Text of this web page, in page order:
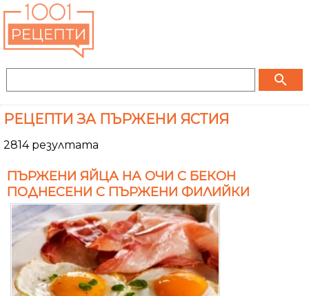
search
РЕЦЕПТИ ЗА ПЪРЖЕНИ ЯСТИЯ
2814 резултата
ПЪРЖЕНИ ЯЙЦА НА ОЧИ С БЕКОН
ПОДНЕСЕНИ С ПЪРЖЕНИ ФИЛИЙКИ